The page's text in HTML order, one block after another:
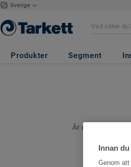
Sverige
Produkter Segment
Är du i behov av
Innan
Genom